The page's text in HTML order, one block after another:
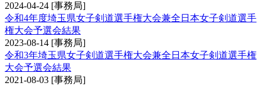
2024-04-24 [事務局]
令和4年度埼玉県女子剣道選手権大会兼全日本女子剣道選手
権大会予選会結果
2023-08-14 [事務局]
令和3年埼玉県女子剣道選手権大会兼全日本女子剣道選手権
大会予選会結果
2021-08-03 [事務局]